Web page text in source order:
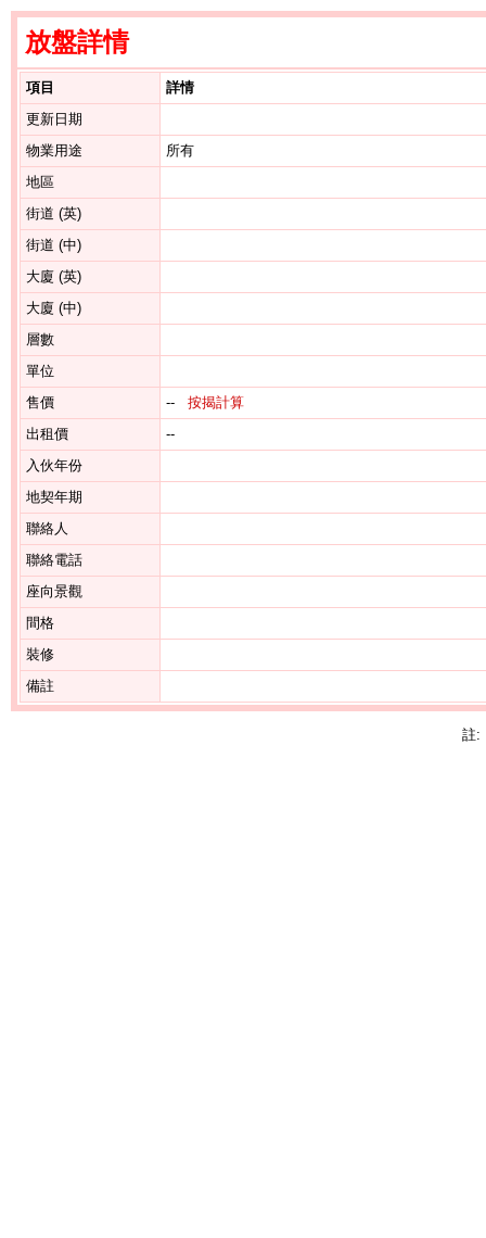
放盤詳情
項目
詳情
更新日期
物業用途
所有
地區
街道 (英)
街道 (中)
大廈 (英)
大廈 (中)
層數
單位
售價
-- 按揭計算
出租價
--
入伙年份
地契年期
聯絡人
聯絡電話
座向景觀
間格
裝修
備註
註: